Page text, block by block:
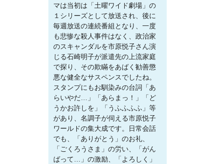
マは当初は「土曜ワイド劇場」の
１シリーズとして放送され、後に
毎週放送の連続番組となり、一度
も悲惨な殺人事件はなく、政治家
のスキャンダルを市原悦子さん演
じる石崎明子が派遣先の上流家庭
で探り、その欺瞞をあばく勧善懲
悪な健全なサスペンスでしたね。
スタンプにもお馴染みの台詞「あ
らいやだ…」「あらまっ！」「ど
うかお許しを」「うふふふふ」等
があり、名調子が伺える市原悦子
ワールドの集大成です。日常会話
でも、「ありがとう」のお礼、
「ごくろうさま」の労い、「がん
ばって…」の激励、「よろしく」